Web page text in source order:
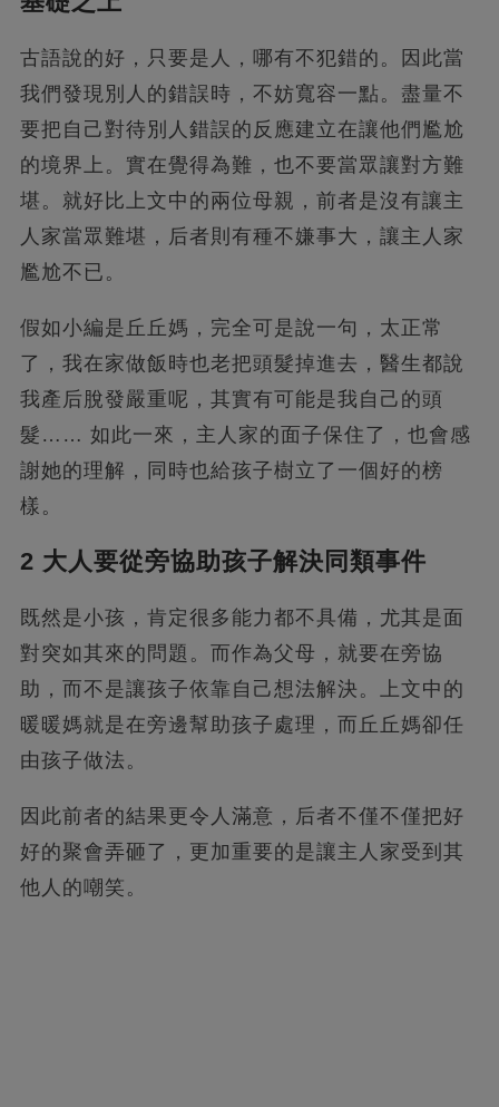
古語說的好，只要是人，哪有不犯錯的。因此當
我們發現別人的錯誤時，不妨寬容一點。盡量不
要把自己對待別人錯誤的反應建立在讓他們尷尬
的境界上。實在覺得為難，也不要當眾讓對方難
堪。就好比上文中的兩位母親，前者是沒有讓主
人家當眾難堪，后者則有種不嫌事大，讓主人家
尷尬不已。
假如小編是丘丘媽，完全可是說一句，太正常
了，我在家做飯時也老把頭髮掉進去，醫生都說
我產后脫發嚴重呢，其實有可能是我自己的頭
髮…… 如此一來，主人家的面子保住了，也會感
謝她的理解，同時也給孩子樹立了一個好的榜
樣。
2 大人要從旁協助孩子解決同類事件
既然是小孩，肯定很多能力都不具備，尤其是面
對突如其來的問題。而作為父母，就要在旁協
助，而不是讓孩子依靠自己想法解決。上文中的
暖暖媽就是在旁邊幫助孩子處理，而丘丘媽卻任
由孩子做法。
因此前者的結果更令人滿意，后者不僅不僅把好
好的聚會弄砸了，更加重要的是讓主人家受到其
他人的嘲笑。